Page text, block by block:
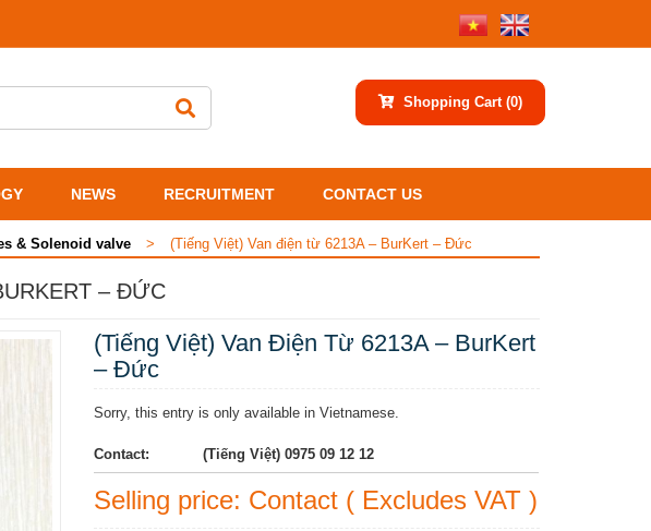
Shopping Cart (0)
NEWS RECRUITMENT CONTACT US
& Solenoid valve > (Tiếng Việt) Van điện từ 6213A – BurKert – Đức
– ĐỨC
(Tiếng Việt) Van Điện Từ 6213A – BurKert
– Đức
Sorry, this entry is only available in Vietnamese.
Contact: (Tiếng Việt) 0975 09 12 12
Selling price: Contact ( Excludes VAT )